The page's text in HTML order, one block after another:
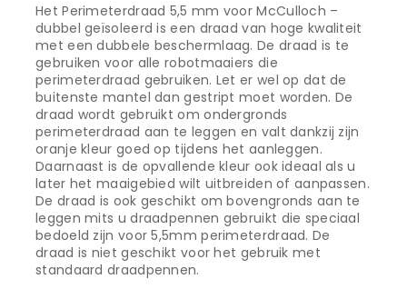
Het Perimeterdraad 5,5 mm voor McCulloch –
dubbel geïsoleerd is een draad van hoge kwaliteit
met een dubbele beschermlaag. De draad is te
gebruiken voor alle robotmaaiers die
perimeterdraad gebruiken. Let er wel op dat de
buitenste mantel dan gestript moet worden. De
draad wordt gebruikt om ondergronds
perimeterdraad aan te leggen en valt dankzij zijn
oranje kleur goed op tijdens het aanleggen.
Daarnaast is de opvallende kleur ook ideaal als u
later het maaigebied wilt uitbreiden of aanpassen.
De draad is ook geschikt om bovengronds aan te
leggen mits u draadpennen gebruikt die speciaal
bedoeld zijn voor 5,5mm perimeterdraad. De
draad is niet geschikt voor het gebruik met
standaard draadpennen.